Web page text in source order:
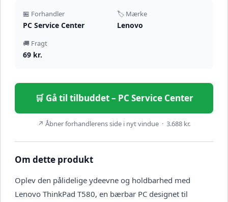
🏪 Forhandler
PC Service Center
🏷️ Mærke
Lenovo
🚚 Fragt
69 kr.
🛒 Gå til tilbuddet – PC Service Center
↗ Åbner forhandlerens side i nyt vindue · 3.688 kr.
Om dette produkt
Oplev den pålidelige ydeevne og holdbarhed med
Lenovo ThinkPad T580, en bærbar PC designet til